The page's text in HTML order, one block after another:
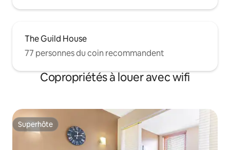
The Guild House
77 personnes du coin recommandent
Copropriétés à louer avec wifi
Superhôte
Superhôte